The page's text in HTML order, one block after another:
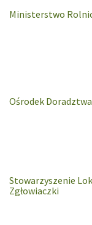
Ministerstwo
Ośrodek
Stowarzyszenie
Zgłowiaczki